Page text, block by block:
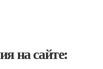
на сайте: